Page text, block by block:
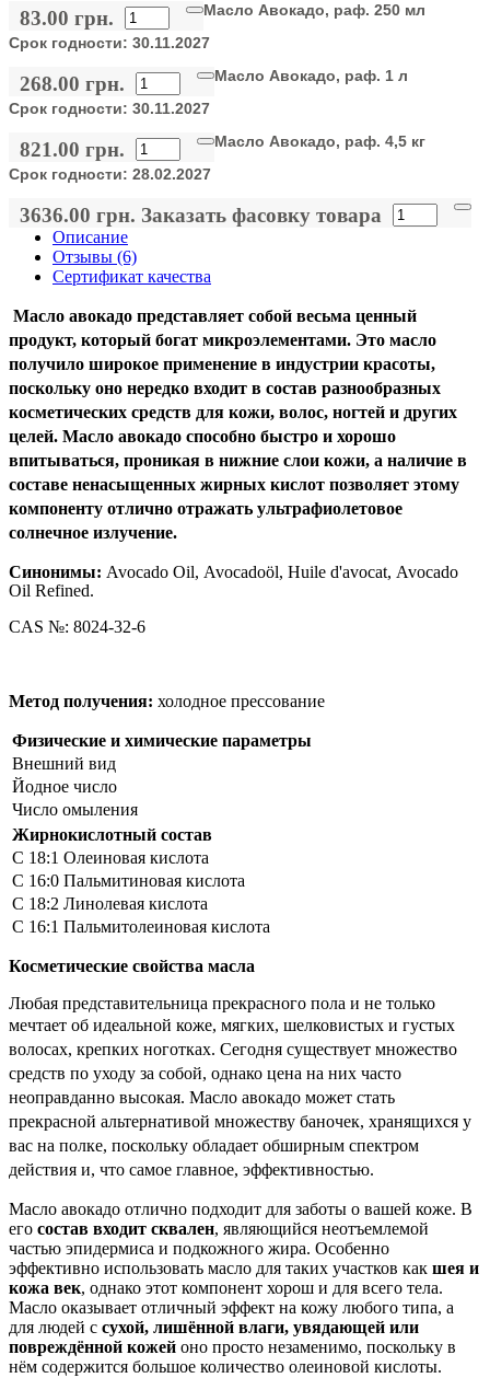
83.00 грн.
Масло Авокадо, раф. 250 мл
Срок годности: 30.11.2027
268.00 грн.
Масло Авокадо, раф. 1 л
Срок годности: 30.11.2027
821.00 грн.
Масло Авокадо, раф. 4,5 кг
Срок годности: 28.02.2027
3636.00 грн. Заказать фасовку товара
Описание
Отзывы (6)
Сертификат качества
Масло авокадо представляет собой весьма ценный
продукт, который богат микроэлементами. Это масло
получило широкое применение в индустрии красоты,
поскольку оно нередко входит в состав разнообразных
косметических средств для кожи, волос, ногтей и других
целей. Масло авокадо способно быстро и хорошо
впитываться, проникая в нижние слои кожи, а наличие в
составе ненасыщенных жирных кислот позволяет этому
компоненту отлично отражать ультрафиолетовое
солнечное излучение.
Синонимы: Avocado Oil, Avocadoöl, Huile d'avocat, Avocado
Oil Refined.
CAS №: 8024-32-6
Метод получения: холодное прессование
Физические и химические параметры
Внешний вид
Йодное число
Число омыления
Жирнокислотный состав
С 18:1 Олеиновая кислота
С 16:0 Пальмитиновая кислота
С 18:2 Линолевая кислота
С 16:1 Пальмитолеиновая кислота
Косметические свойства масла
Любая представительница прекрасного пола и не только
мечтает об идеальной коже, мягких, шелковистых и густых
волосах, крепких ноготках. Сегодня существует множество
средств по уходу за собой, однако цена на них часто
неоправданно высокая. Масло авокадо может стать
прекрасной альтернативой множеству баночек, хранящихся у
вас на полке, поскольку обладает обширным спектром
действия и, что самое главное, эффективностью.
Масло авокадо отлично подходит для заботы о вашей коже. В
его состав входит сквален, являющийся неотъемлемой
частью эпидермиса и подкожного жира. Особенно
эффективно использовать масло для таких участков как шея и
кожа век, однако этот компонент хорош и для всего тела.
Масло оказывает отличный эффект на кожу любого типа, а
для людей с сухой, лишённой влаги, увядающей или
повреждённой кожей оно просто незаменимо, поскольку в
нём содержится большое количество олеиновой кислоты.